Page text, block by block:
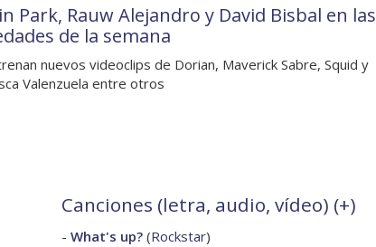
Park, Rauw Alejandro y David Bisbal en las
de la semana
nuevos videoclips de Dorian, Maverick Sabre, Squid y
Valenzuela entre otros
Canciones (letra, audio, vídeo) (+)
- What's up? (Rockstar)